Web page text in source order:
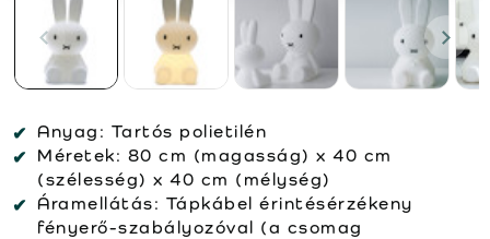
Anyag: Tartós polietilén
Méretek: 80 cm (magasság) x 40 cm
(szélesség) x 40 cm (mélység)
Áramellátás: Tápkábel érintésérzékeny
fényerő-szabályozóval (a csomag